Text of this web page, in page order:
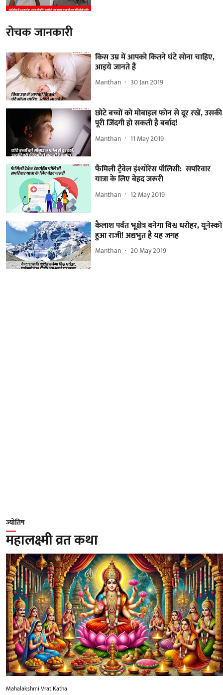
रोचक जानकारी
किस उम्र में आपको कितने घंटे सोना चाहिए,
आइये जानते हैं
Manthan 30 Jan 2019
छोटे बच्चों को मोबाइल फोन से दूर रखें, उसकी
पूरी जिंदगी हो सकती है बर्बाद!
Manthan 11 May 2019
फैमिली ट्रैवेल इंश्योरेंस पॉलिसी: सपरिवार
यात्रा के लिए बेहद जरूरी
Manthan 12 May 2019
कैलाश पर्वत भूक्षेत्र बनेगा विश्व धरोहर, यूनेस्को
हुआ राजी! अद्यभुत है यह जगह
Manthan 20 May 2019
ज्योतिष
महालक्ष्मी व्रत कथा
Mahalakshmi Vrat Katha